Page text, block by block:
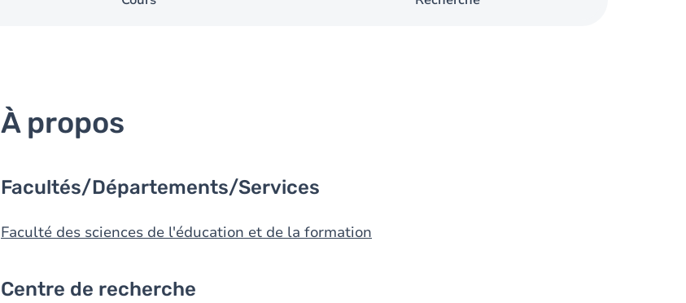
À propos
Facultés/Départements/Services
Faculté des sciences de l'éducation et de la formation
Centre de recherche